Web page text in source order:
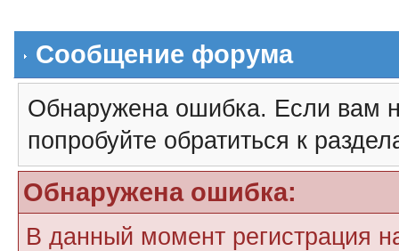
Сообщение форума
Обнаружена ошибка. Если вам
попробуйте обратиться к
Обнаружена ошибка:
В данный момент регистрация